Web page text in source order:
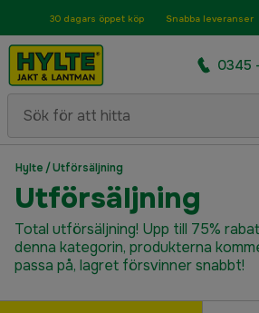
30 dagars öppet köp Snabba leveranser
0345
Hylte /Utförsäljning
Utförsäljning
Total utförsäljning! Upp till 75%
denna kategorin, produkterna
passa på, lagret försvinner snabbt!